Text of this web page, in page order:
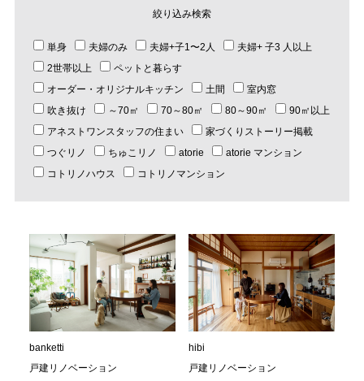
絞り込み検索
単身 夫婦のみ 夫婦+子1〜2人
夫婦+ 子3 人以上
2世帯以上
ペットと暮らす
オーダー・オリジナルキッチン
土間
室内窓
吹き抜け
～70㎡ 70～80㎡ 80～90㎡
90㎡以上
アネストワンスタッフの住まい
家づくりストーリー掲載
つぐリノ
ちゅこリノ atorie
atorie マンション
コトリノハウス
コトリノマンション
banketti
戸建リノベーション
hibi
戸建リノベーション